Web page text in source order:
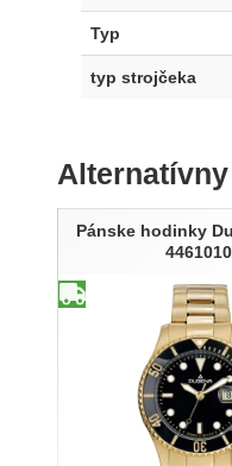
Typ
typ strojčeka
Pánske hodinky
4461010